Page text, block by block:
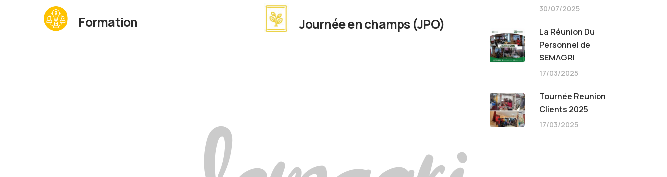
Formation Journée en champs (JPO)
30/07/2025
La Réunion Du
Personnel de
SEMAGRI
17/03/2025
Tournée Reunion
Clients 2025
17/03/2025